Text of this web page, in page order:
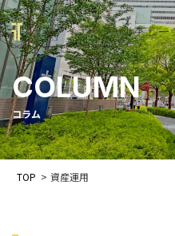
COLUMN
コラム
TOP > 資産運用